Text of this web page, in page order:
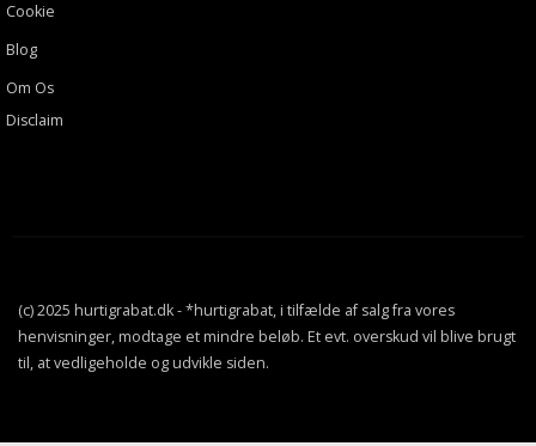
Cookie
Blog
Om Os
Disclaim
(c) 2025 hurtigrabat.dk - *hurtigrabat, i tilfælde af salg fra vores
henvisninger, modtage et mindre beløb. Et evt. overskud vil blive brugt
til, at vedligeholde og udvikle siden.